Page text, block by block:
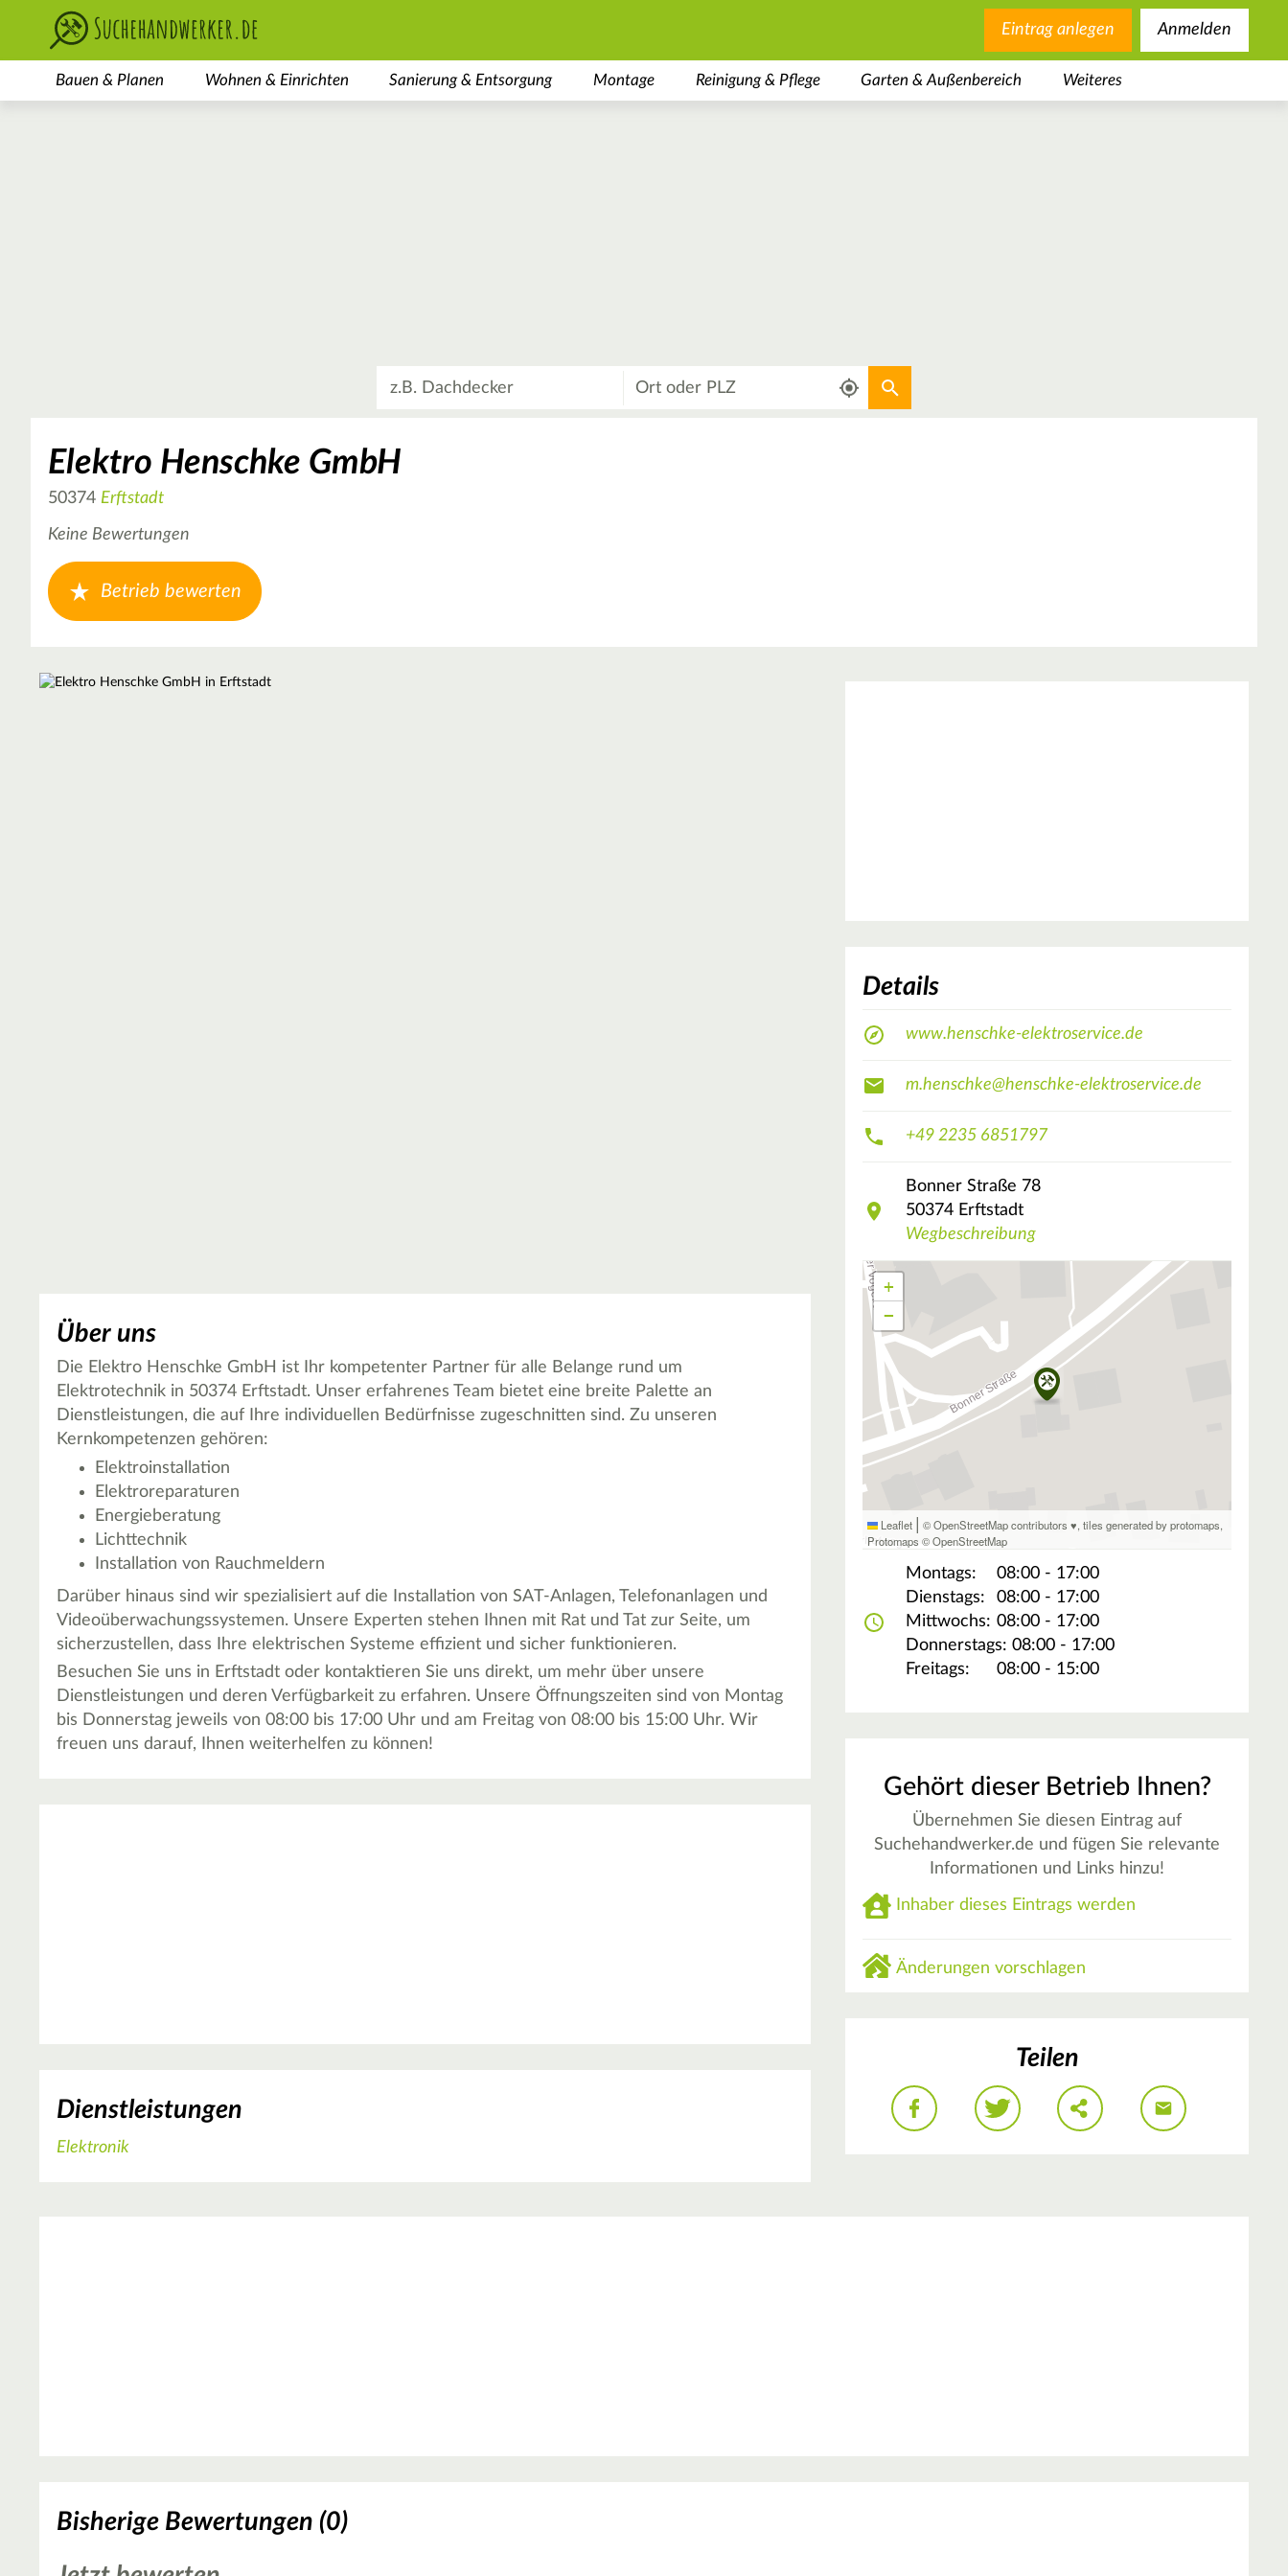
Eintrag anlegen Anmelden
Bauen & Planen Wohnen & Einrichten Sanierung & Entsorgung Montage Reinigung & Pflege Garten & Außenbereich Weiteres
Aktuellen Standort verwenden
Elektro Henschke GmbH
50374 Erftstadt
Keine Bewertungen
Betrieb bewerten
Über uns
Die Elektro Henschke GmbH ist Ihr kompetenter Partner für alle Belange rund um
Elektrotechnik in 50374 Erftstadt. Unser erfahrenes Team bietet eine breite Palette an
Dienstleistungen, die auf Ihre individuellen Bedürfnisse zugeschnitten sind. Zu unseren
Kernkompetenzen gehören:
Elektroinstallation
Elektroreparaturen
Energieberatung
Lichttechnik
Installation von Rauchmeldern
Darüber hinaus sind wir spezialisiert auf die Installation von SAT-Anlagen, Telefonanlagen und
Videoüberwachungssystemen. Unsere Experten stehen Ihnen mit Rat und Tat zur Seite, um
sicherzustellen, dass Ihre elektrischen Systeme effizient und sicher funktionieren.
Besuchen Sie uns in Erftstadt oder kontaktieren Sie uns direkt, um mehr über unsere
Dienstleistungen und deren Verfügbarkeit zu erfahren. Unsere Öffnungszeiten sind von Montag
bis Donnerstag jeweils von 08:00 bis 17:00 Uhr und am Freitag von 08:00 bis 15:00 Uhr. Wir
freuen uns darauf, Ihnen weiterhelfen zu können!
Dienstleistungen
Elektronik
Details
www.henschke-elektroservice.de
m.henschke@henschke-elektroservice.de
+49 2235 6851797
Bonner Straße 78
50374 Erftstadt
Wegbeschreibung
+
−
Leaflet | © OpenStreetMap contributors ♥,tiles generated by protomaps,
Protomaps ©OpenStreetMap
Montags:
08:00 - 17:00
Dienstags:
08:00 - 17:00
Mittwochs: 08:00 - 17:00
Donnerstags: 08:00 - 17:00
Freitags:
08:00 - 15:00
Gehört dieser Betrieb Ihnen?
Übernehmen Sie diesen Eintrag auf
Suchehandwerker.de und fügen Sie relevante
Informationen und Links hinzu!
Inhaber dieses Eintrags werden
Änderungen vorschlagen
Teilen
Bisherige Bewertungen (0)